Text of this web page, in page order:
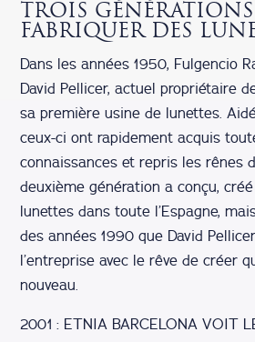
TROIS
FABRIQUER DES
Dans les années 1950, Fulgencio
David Pellicer, actuel propriétaire
sa première usine de lunettes.
ceux-ci ont rapidement acquis
connaissances et repris les rênes
deuxième génération a conçu,
lunettes dans toute l’Espagne,
des années 1990 que David
l’entreprise avec le rêve de créer
nouveau.
2001 : ETNIA BARCELONA VOIT